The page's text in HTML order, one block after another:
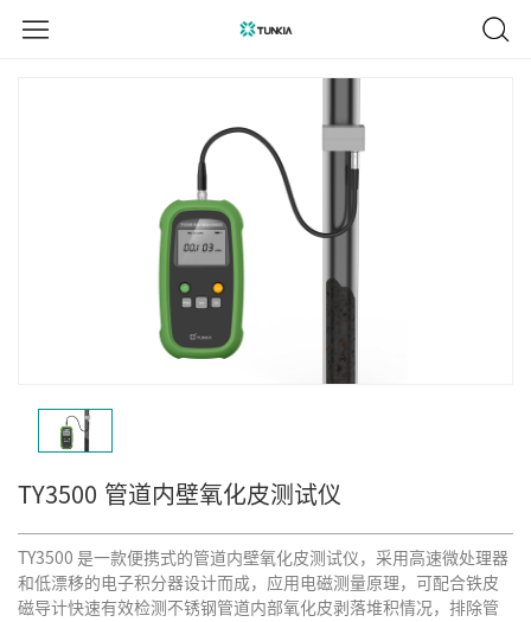
TY3500 管道内壁氧化皮测试仪
TY3500 是一款便携式的管道内壁氧化皮测试仪，采用高速微处理器
和低漂移的电子积分器设计而成，应用电磁测量原理，可配合铁皮
磁导计快速有效检测不锈钢管道内部氧化皮剥落堆积情况，排除管